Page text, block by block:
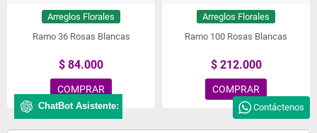
Arreglos Florales
Ramo 36 Rosas Blancas
$ 84.000
COMPRAR
Arreglos Florales
Ramo 100 Rosas Blancas
$ 212.000
COMPRAR
ChatBot Asistente: Contáctenos